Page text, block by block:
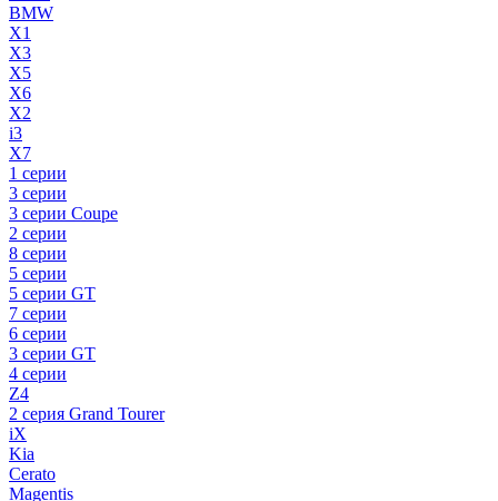
BMW
X1
X3
X5
X6
X2
i3
X7
1 серии
3 серии
3 серии Coupe
2 серии
8 серии
5 серии
5 серии GT
7 серии
6 серии
3 серии GT
4 серии
Z4
2 серия Grand Tourer
iX
Kia
Cerato
Magentis